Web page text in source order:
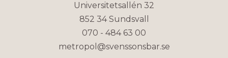
Universitetsallén 32
852 34 Sundsvall
070 - 484 63 00
metropol@svenssonsbar.se